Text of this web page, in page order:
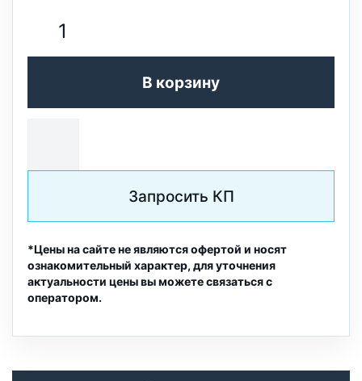
В корзину
Запросить КП
*Цены на сайте не являются офертой и носят
ознакомительный характер, для уточнения
актуальности цены вы можете связаться с
оператором.